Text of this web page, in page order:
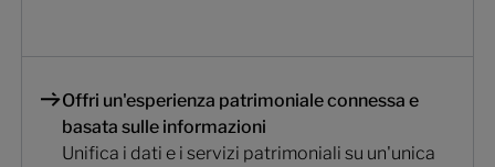
Offri un'esperienza patrimoniale connessa e
basata sulle informazioni
Unifica i dati e i servizi patrimoniali su un'unica